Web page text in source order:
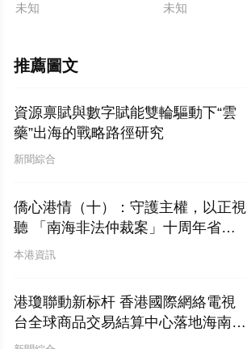
未知 未知
推薦圖文
資源禀賦與數字賦能雙輪驅動下“雲
藥”出海的戰略路徑研究
新聞綜合
僑心港情（十）：守護主權，以正視
聽 「南海非法仲裁案」十周年省思
——香港僑界應對西方輿論戰的實況
本港資訊
港瓊聯動新标杆 香港國際網絡電視
台全球商品交易結算中心落地海南自
貿港